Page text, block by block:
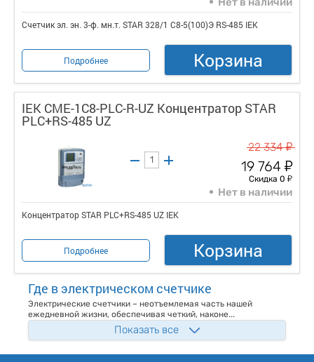
Счетчик эл. эн. 3-ф. мн.т. STAR 328/1 С8-5(100)Э RS-485 IEK
Подробнее Корзина
IEK CME-1C8-PLC-R-UZ Концентратор STAR
PLC+RS-485 UZ
22 334у
19 764 у
Скидка 0 у
Нет в наличии
Концентратор STAR PLC+RS-485 UZ IEK
Подробнее Корзина
Где в электрическом счетчике
Электрические счетчики – неотъемлемая часть нашей
ежедневной жизни, обеспечивая четкий, наконе...
Показать все